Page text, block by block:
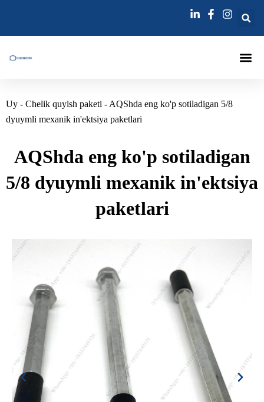
Uy - Chelik quyish paketi - AQShda eng ko'p sotiladigan 5/8
dyuymli mexanik in'ektsiya paketlari
AQShda eng ko'p sotiladigan
5/8 dyuymli mexanik in'ektsiya
paketlari